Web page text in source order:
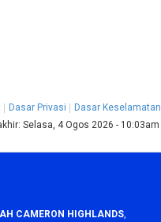
Dasar Privasi Dasar Keselamatan
Selasa, 4 Ogos 2026 - 10:03am
CAMERON HIGHLANDS